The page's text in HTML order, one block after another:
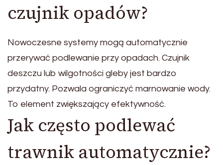
czujnik opadów?
Nowoczesne systemy mogą automatycznie
przerywać podlewanie przy opadach. Czujnik
deszczu lub wilgotności gleby jest bardzo
przydatny. Pozwala ograniczyć marnowanie wody.
To element zwiększający efektywność.
Jak często podlewać
trawnik automatycznie?